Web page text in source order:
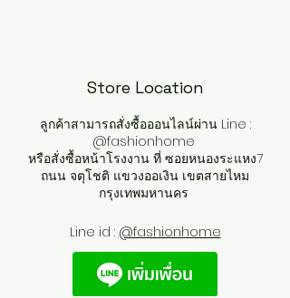
Store Location
ลูกค้าสามารถสั่งซื้อออนไลน์ผ่าน Line :
@fashionhome
หรือสั่งซื้อหน้าโรงงาน ที่ ซอยหนองระแหง7
ถนน จตุโชติ แขวงออเงิน เขตสายไหม
กรุงเทพมหานคร
Line id : @fashionhome